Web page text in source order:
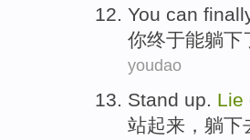
You can
你终于能躺下
youdao
Stand up Lie
站起来 ， 躺下